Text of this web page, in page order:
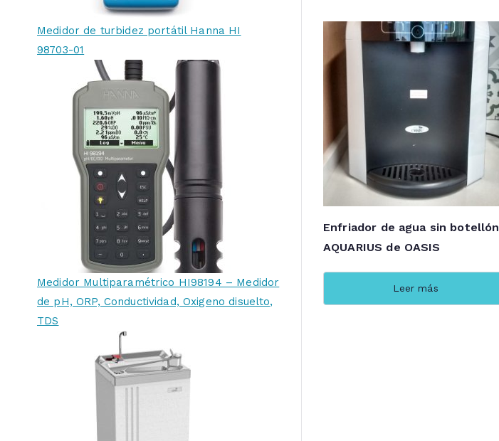
Enfriador de agua sin botellón
AQUARIUS de OASIS
Leer más
Medidor de turbidez portátil Hanna HI
98703-01
Medidor Multiparamétrico HI98194 – Medidor
de pH, ORP, Conductividad, Oxigeno disuelto,
TDS